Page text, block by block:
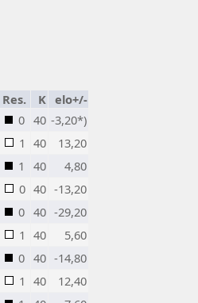
Res. K elo+/-
0 40 -3,20*)
1 40
13,20
1 40
4,80
0 40 -13,20
0 40 -29,20
1 40
5,60
0 40 -14,80
1 40
12,40